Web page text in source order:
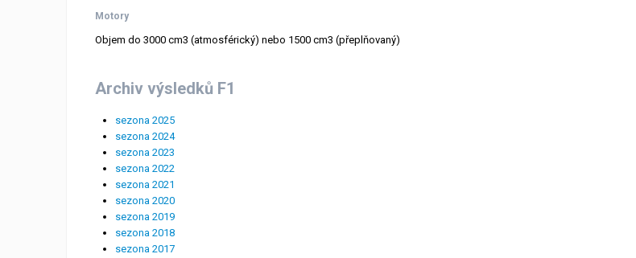
Motory
Objem do 3000 cm3 (atmosférický) nebo 1500 cm3 (přeplňovaný)
Archiv výsledků F1
sezona 2025
sezona 2024
sezona 2023
sezona 2022
sezona 2021
sezona 2020
sezona 2019
sezona 2018
sezona 2017